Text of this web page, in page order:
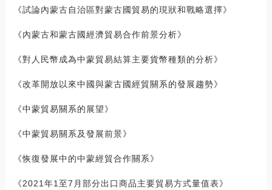
《試論內蒙古自治區對蒙古國貿易的現狀和戰略選擇》
《內蒙古和蒙古國經濟貿易合作前景分析》
《對人民幣成為中蒙貿易結算主要貨幣種類的分析》
《改革開放以來中國與蒙古國經貿關系的發展趨勢》
《中蒙貿易關系的展望》
《中蒙貿易關系及發展前景》
《恢復發展中的中蒙經貿合作關系》
《2021年1至7月部分出口商品主要貿易方式量值表》